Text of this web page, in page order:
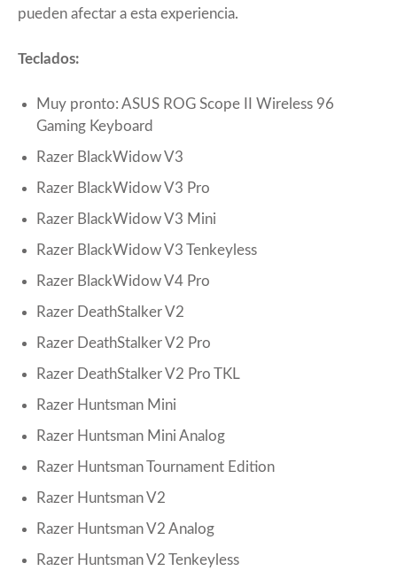
pueden afectar a esta experiencia.
Teclados:
Muy pronto: ASUS ROG Scope II Wireless 96
Gaming Keyboard
Razer BlackWidow V3
Razer BlackWidow V3 Pro
Razer BlackWidow V3 Mini
Razer BlackWidow V3 Tenkeyless
Razer BlackWidow V4 Pro
Razer DeathStalker V2
Razer DeathStalker V2 Pro
Razer DeathStalker V2 Pro TKL
Razer Huntsman Mini
Razer Huntsman Mini Analog
Razer Huntsman Tournament Edition
Razer Huntsman V2
Razer Huntsman V2 Analog
Razer Huntsman V2 Tenkeyless